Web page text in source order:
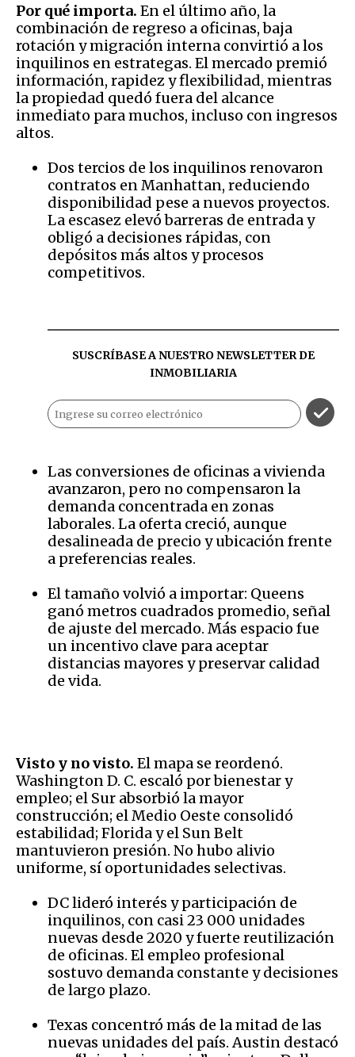
Por qué importa. En el último año, la
combinación de regreso a oficinas, baja
rotación y migración interna convirtió a los
inquilinos en estrategas. El mercado premió
información, rapidez y flexibilidad, mientras
la propiedad quedó fuera del alcance
inmediato para muchos, incluso con ingresos
altos.
Dos tercios de los inquilinos renovaron
contratos en Manhattan, reduciendo
disponibilidad pese a nuevos proyectos.
La escasez elevó barreras de entrada y
obligó a decisiones rápidas, con
depósitos más altos y procesos
competitivos.
SUSCRÍBASE A NUESTRO NEWSLETTER DE
INMOBILIARIA
Las conversiones de oficinas a vivienda
avanzaron, pero no compensaron la
demanda concentrada en zonas
laborales. La oferta creció, aunque
desalineada de precio y ubicación frente
a preferencias reales.
El tamaño volvió a importar: Queens
ganó metros cuadrados promedio, señal
de ajuste del mercado. Más espacio fue
un incentivo clave para aceptar
distancias mayores y preservar calidad
de vida.
Visto y no visto. El mapa se reordenó.
Washington D. C. escaló por bienestar y
empleo; el Sur absorbió la mayor
construcción; el Medio Oeste consolidó
estabilidad; Florida y el Sun Belt
mantuvieron presión. No hubo alivio
uniforme, sí oportunidades selectivas.
DC lideró interés y participación de
inquilinos, con casi 23 000 unidades
nuevas desde 2020 y fuerte reutilización
de oficinas. El empleo profesional
sostuvo demanda constante y decisiones
de largo plazo.
Texas concentró más de la mitad de las
nuevas unidades del país. Austin destacó